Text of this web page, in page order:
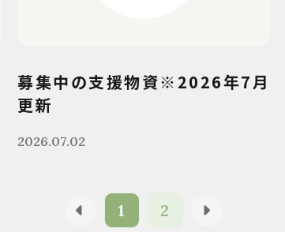
募集中の支援物資※2026年7月
更新
2026.07.02
1 2